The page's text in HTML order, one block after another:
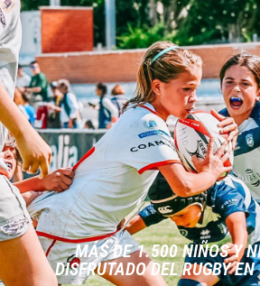
MÁS DE 1.500 NIÑOS Y
DISFRUTADO DEL RUGBY